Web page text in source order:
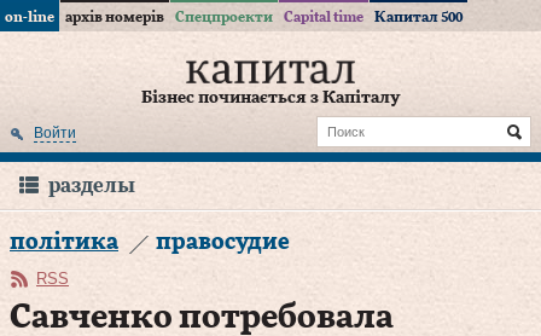
on-line архів номерів Спецпроекти Capital time Капитал 500
Бізнес починається з Капіталу
Войти
разделы
політика правосудие
RSS
Савченко потребовала